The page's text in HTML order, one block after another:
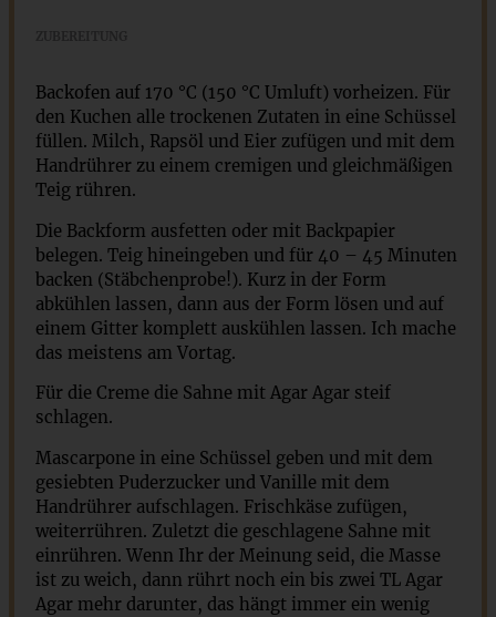
Backofen auf 170 °C (150 °C Umluft) vorheizen. Für
den Kuchen alle trockenen Zutaten in eine Schüssel
füllen. Milch, Rapsöl und Eier zufügen und mit dem
Handrührer zu einem cremigen und gleichmäßigen
Teig rühren.
Die Backform ausfetten oder mit Backpapier
belegen. Teig hineingeben und für 40 – 45 Minuten
backen (Stäbchenprobe!). Kurz in der Form
abkühlen lassen, dann aus der Form lösen und auf
einem Gitter komplett auskühlen lassen. Ich mache
das meistens am Vortag.
Für die Creme die Sahne mit Agar Agar steif
schlagen.
Mascarpone in eine Schüssel geben und mit dem
gesiebten Puderzucker und Vanille mit dem
Handrührer aufschlagen. Frischkäse zufügen,
weiterrühren. Zuletzt die geschlagene Sahne mit
einrühren. Wenn Ihr der Meinung seid, die Masse
ist zu weich, dann rührt noch ein bis zwei TL Agar
Agar mehr darunter, das hängt immer ein wenig